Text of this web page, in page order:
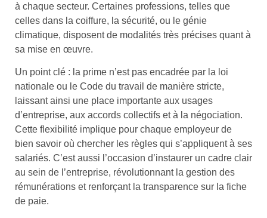
à chaque secteur. Certaines professions, telles que
celles dans la coiffure, la sécurité, ou le génie
climatique, disposent de modalités très précises quant à
sa mise en œuvre.
Un point clé : la prime n’est pas encadrée par la loi
nationale ou le Code du travail de manière stricte,
laissant ainsi une place importante aux usages
d’entreprise, aux accords collectifs et à la négociation.
Cette flexibilité implique pour chaque employeur de
bien savoir où chercher les règles qui s’appliquent à ses
salariés. C’est aussi l’occasion d’instaurer un cadre clair
au sein de l’entreprise, révolutionnant la gestion des
rémunérations et renforçant la transparence sur la fiche
de paie.